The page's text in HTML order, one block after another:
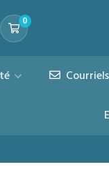
0
Votre panier